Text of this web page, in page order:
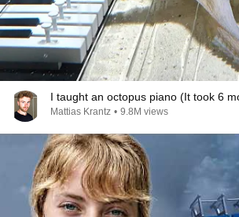
I taught an octopus piano (It took 6
Mattias Krantz • 9.8M views